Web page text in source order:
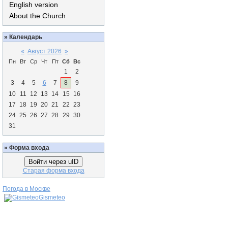
English version
About the Church
» Календарь
« Август 2026 »
Пн Вт Ср Чт Пт Сб Вс
1
2
3
4 5 6 7 8
9
10
11 12 13 14 15
16
17
18 19 20 21 22 23
24 25 26 27 28 29 30
31
» Форма входа
Войти через uID
Старая форма входа
Погода в Москве
Gismeteo